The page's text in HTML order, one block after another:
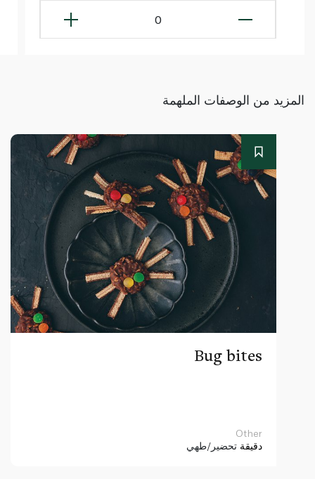
0
المزيد من الوصفات الملهمة
Bug bites
Other
دقيقة تحضير/طهي